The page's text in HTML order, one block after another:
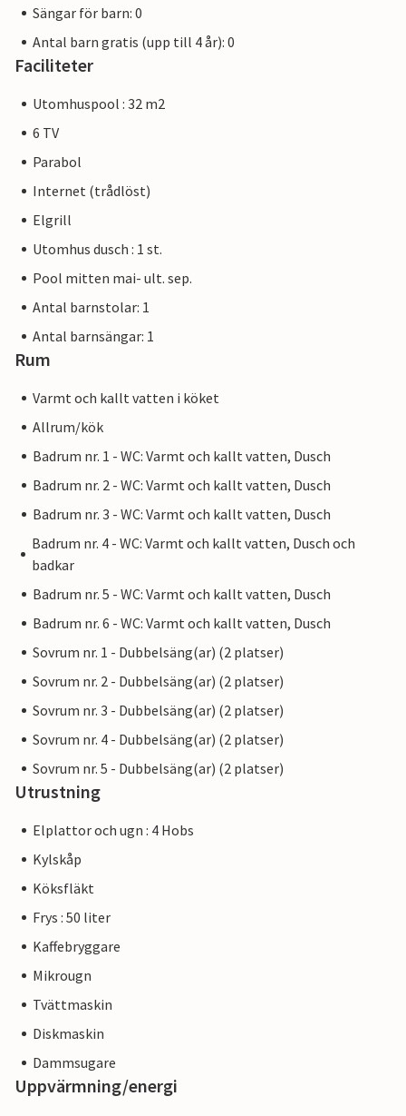
Sängar för barn: 0
Antal barn gratis (upp till 4 år): 0
Faciliteter
Utomhuspool : 32 m2
6 TV
Parabol
Internet (trådlöst)
Elgrill
Utomhus dusch : 1 st.
Pool mitten mai- ult. sep.
Antal barnstolar: 1
Antal barnsängar: 1
Rum
Varmt och kallt vatten i köket
Allrum/kök
Badrum nr. 1 - WC: Varmt och kallt vatten, Dusch
Badrum nr. 2 - WC: Varmt och kallt vatten, Dusch
Badrum nr. 3 - WC: Varmt och kallt vatten, Dusch
Badrum nr. 4 - WC: Varmt och kallt vatten, Dusch och
badkar
Badrum nr. 5 - WC: Varmt och kallt vatten, Dusch
Badrum nr. 6 - WC: Varmt och kallt vatten, Dusch
Sovrum nr. 1 - Dubbelsäng(ar) (2 platser)
Sovrum nr. 2 - Dubbelsäng(ar) (2 platser)
Sovrum nr. 3 - Dubbelsäng(ar) (2 platser)
Sovrum nr. 4 - Dubbelsäng(ar) (2 platser)
Sovrum nr. 5 - Dubbelsäng(ar) (2 platser)
Utrustning
Elplattor och ugn : 4 Hobs
Kylskåp
Köksfläkt
Frys : 50 liter
Kaffebryggare
Mikrougn
Tvättmaskin
Diskmaskin
Dammsugare
Uppvärmning/energi